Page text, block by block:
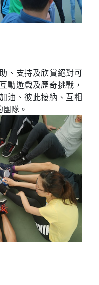
、支持及欣賞絕對可
動遊戲及歷奇挑戰，
油、彼此接納、互相
隊。